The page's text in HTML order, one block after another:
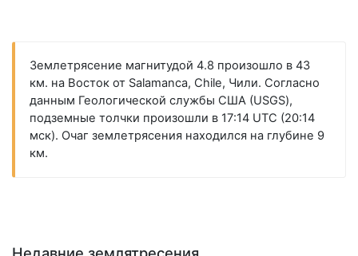
Землетрясение магнитудой 4.8 произошло в 43
км. на Восток от Salamanca, Chile, Чили. Согласно
данным Геологической службы США (USGS),
подземные толчки произошли в 17:14 UTC (20:14
мск). Очаг землетрясения находился на глубине 9
км.